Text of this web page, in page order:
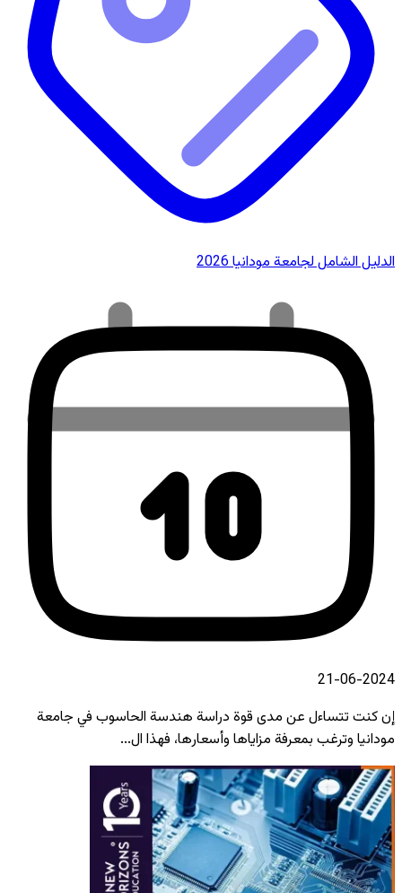
الدليل الشامل لجامعة مودانيا 2026
2024-06-21
إن كنت تتساءل عن مدى قوة دراسة هندسة الحاسوب في جامعة
مودانيا وترغب بمعرفة مزاياها وأسعارها، فهذا ال...